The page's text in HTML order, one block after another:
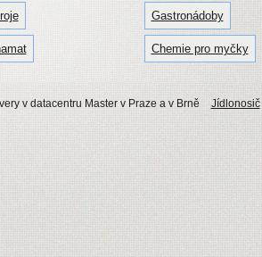
Gastronádoby
Chemie pro myčky
v datacentru Master v Praze a v Brně Jídlonosič